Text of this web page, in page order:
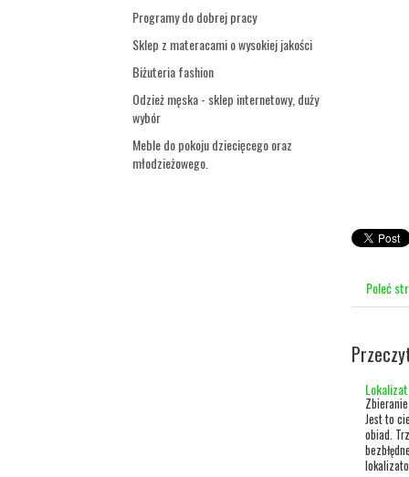
Programy do dobrej pracy
Sklep z materacami o wysokiej jakości
Biżuteria fashion
Odzież męska - sklep internetowy, duży
wybór
Meble do pokoju dziecięcego oraz
młodzieżowego.
Poleć
Jest to
obiad.